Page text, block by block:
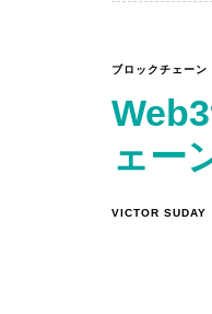
ブロックチェーン
ェー
VICTOR SUDAY